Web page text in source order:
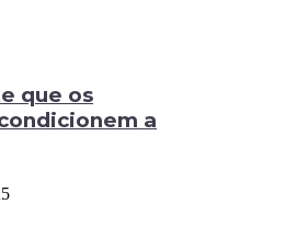
que os
a